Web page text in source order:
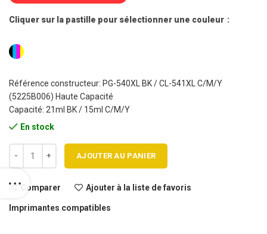
Cliquer sur la pastille pour sélectionner une couleur
Référence constructeur: PG-540XL BK / CL-541XL C/M/Y
(5225B006) Haute Capacité
Capacité: 21ml BK / 15ml C/M/Y
En stock
AJOUTER AU PANIER
Comparer Ajouter à la liste de favoris
Imprimantes compatibles